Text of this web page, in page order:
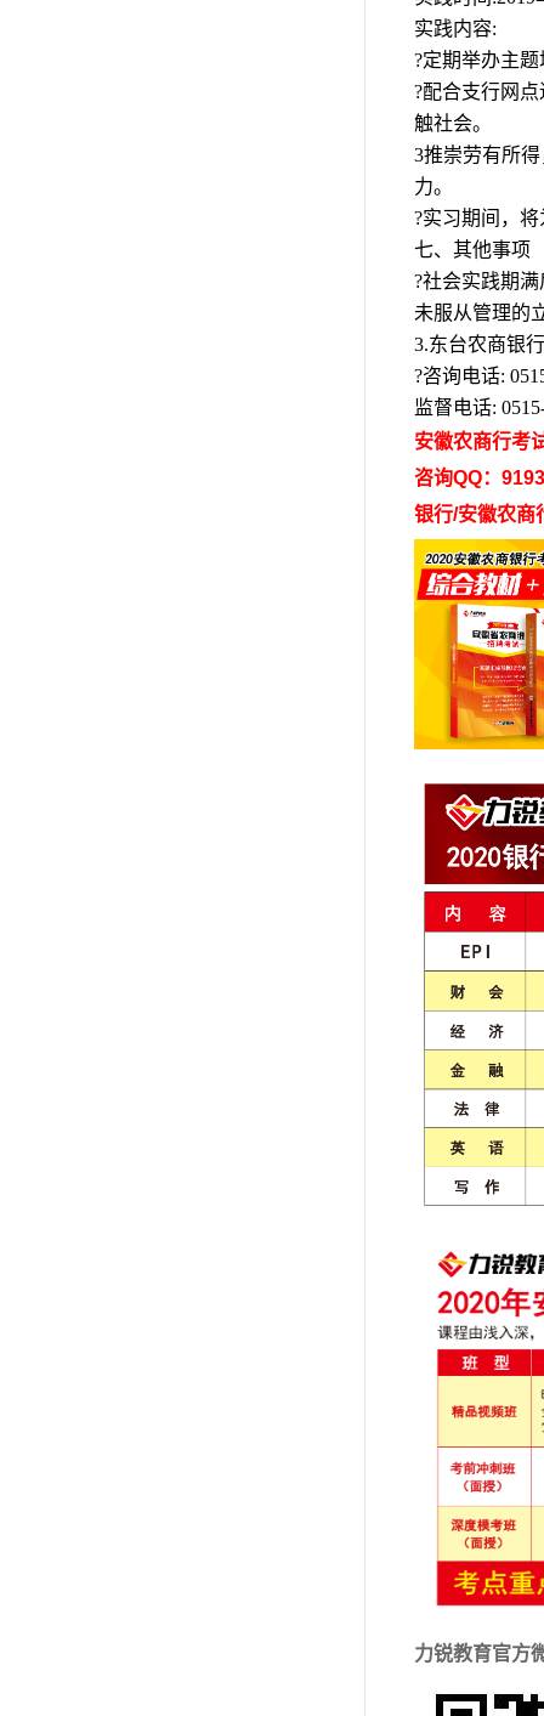
实践内容:
?定期举办主
?配合支行网
触社会。
3推崇劳有所
力。
?实习期间，
七、其他事项
?社会实践期
未服从管理的
3.东台农商银
?咨询电话:
监督电话:
安徽农商行考
咨询QQ：
银行/安徽农商
力锐教育官方